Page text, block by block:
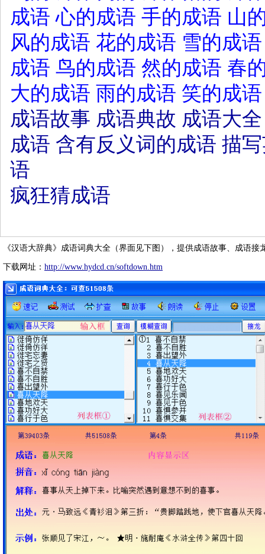
成语 心的成语 手的成语 山
风的成语 花的成语 雪的成语
成语 鸟的成语 然的成语 春
大的成语 雨的成语 笑的成语
成语故事 成语典故 成语大全
成语 含有反义词的成语 描
语
疯狂猜成语
《汉语大辞典》成语词典大全（界面见下图），提供成语故事、成语接
下载网址： http://www.hydcd.cn/softdown.htm